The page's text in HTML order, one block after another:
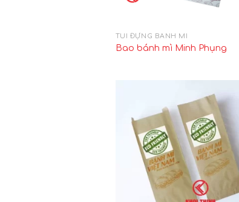
TÚI ĐỰNG BÁNH MÌ
Bao bánh mì Minh Phụng